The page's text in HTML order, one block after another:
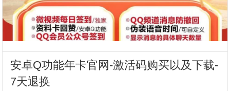
安卓Q功能年卡官网-激活码购买以及下载-
7天退换